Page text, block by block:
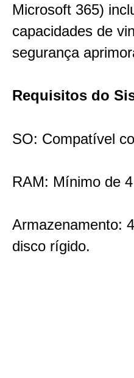
Microsoft 365)
capacidades de
segurança
Requisitos do
SO: Compatível
RAM: Mínimo de
Armazenamento:
disco rígido.